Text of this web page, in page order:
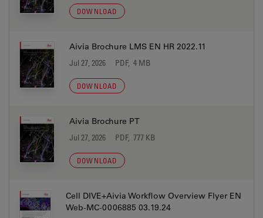
DOWNLOAD
Aivia Brochure LMS EN HR 2022.11
Jul 27, 2026 PDF, 4 MB
DOWNLOAD
Aivia Brochure PT
Jul 27, 2026 PDF, 777 KB
DOWNLOAD
Cell DIVE+Aivia Workflow Overview Flyer EN
Web-MC-0006885 03.19.24